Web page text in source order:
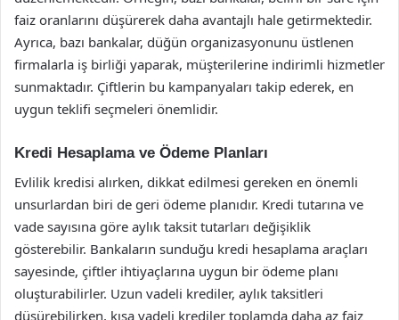
faiz oranlarını düşürerek daha avantajlı hale getirmektedir.
Ayrıca, bazı bankalar, düğün organizasyonunu üstlenen
firmalarla iş birliği yaparak, müşterilerine indirimli hizmetler
sunmaktadır. Çiftlerin bu kampanyaları takip ederek, en
uygun teklifi seçmeleri önemlidir.
Kredi Hesaplama ve Ödeme Planları
Evlilik kredisi alırken, dikkat edilmesi gereken en önemli
unsurlardan biri de geri ödeme planıdır. Kredi tutarına ve
vade sayısına göre aylık taksit tutarları değişiklik
gösterebilir. Bankaların sunduğu kredi hesaplama araçları
sayesinde, çiftler ihtiyaçlarına uygun bir ödeme planı
oluşturabilirler. Uzun vadeli krediler, aylık taksitleri
düşürebilirken, kısa vadeli krediler toplamda daha az faiz